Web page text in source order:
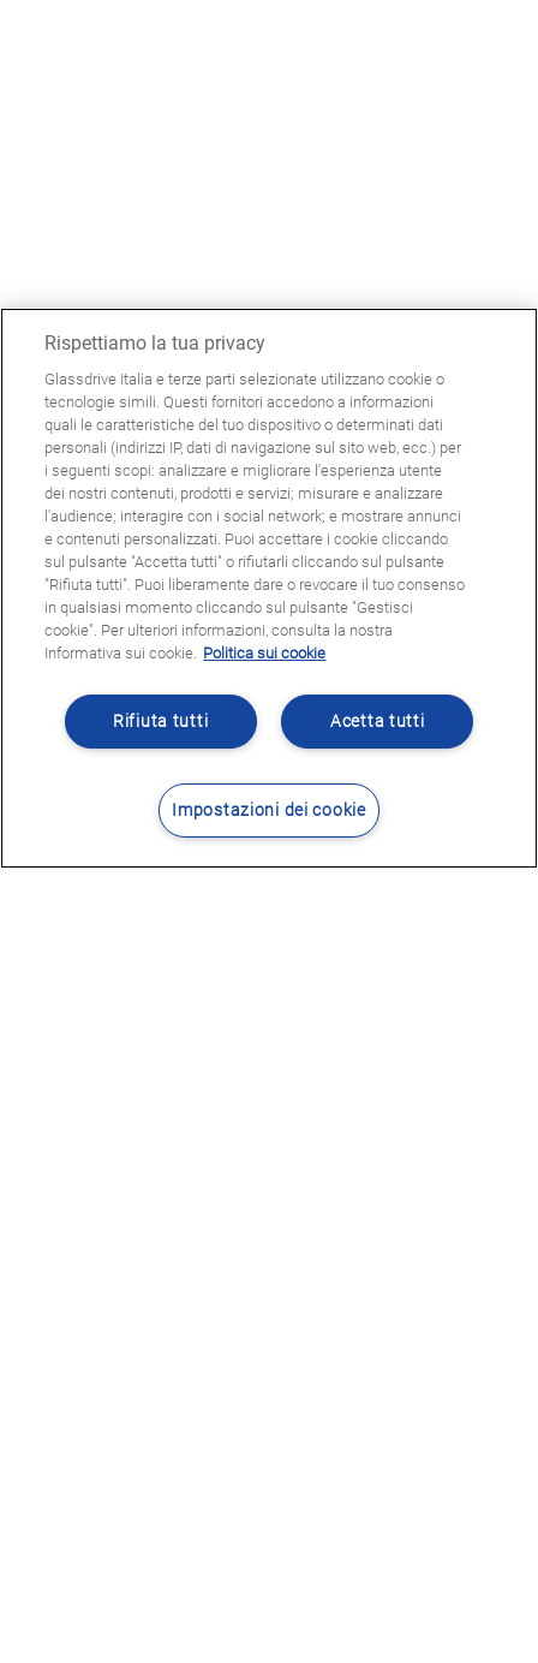
Rispettiamo la tua privacy
Glassdrive Italia e terze parti selezionate utilizzano cookie o
tecnologie simili. Questi fornitori accedono a informazioni
quali le caratteristiche del tuo dispositivo o determinati dati
personali (indirizzi IP, dati di navigazione sul sito web, ecc.) per
i seguenti scopi: analizzare e migliorare l'esperienza utente
dei nostri contenuti, prodotti e servizi; misurare e analizzare
l'audience; interagire con i social network; e mostrare annunci
e contenuti personalizzati. Puoi accettare i cookie cliccando
sul pulsante "Accetta tutti" o rifiutarli cliccando sul pulsante
"Rifiuta tutti". Puoi liberamente dare o revocare il tuo consenso
in qualsiasi momento cliccando sul pulsante "Gestisci
cookie". Per ulteriori informazioni, consulta la nostra
Informativa sui cookie. Politica sui cookie
Acetta tutti
Rifiuta tutti
Impostazioni dei cookie